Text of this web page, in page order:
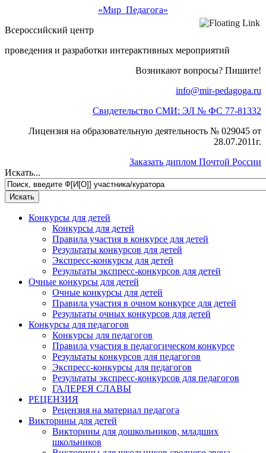
«Мир Педагога»
Всероссийский центр
проведения и разработки интерактивных мероприятий
Возникают вопросы? Пишите!
info@mir-pedagoga.ru
Свидетельство СМИ: ЭЛ № ФС 77-81332
Лицензия на образовательную деятельность № 029045 от
28.07.2011г.
Заказать диплом Почтой России
Искать...
Конкурсы для детей
Конкурсы для детей
Правила участия в конкурсе для детей
Результаты конкурсов для детей
Экспресс-конкурсы для детей
Результаты экспресс-конкурсов для детей
Очные конкурсы для детей
Очные конкурсы для детей
Правила участия в очном конкурсе для детей
Результаты очных конкурсов для детей
Конкурсы для педагогов
Конкурсы для педагогов
Правила участия в педагогическом конкурсе
Результаты конкурсов для педагогов
Экспресс-конкурсы для педагогов
Результаты экспресс-конкурсов для педагогов
ГАЛЕРЕЯ СЛАВЫ
РЕЦЕНЗИЯ
Рецензия на материал педагога
Викторины для детей
Викторины для дошкольников, младших
школьников